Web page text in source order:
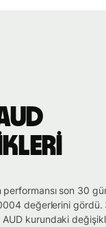
son 30
değerlerini gördü.
kurundaki